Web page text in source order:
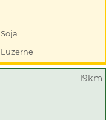
Soja
Luzerne
19km